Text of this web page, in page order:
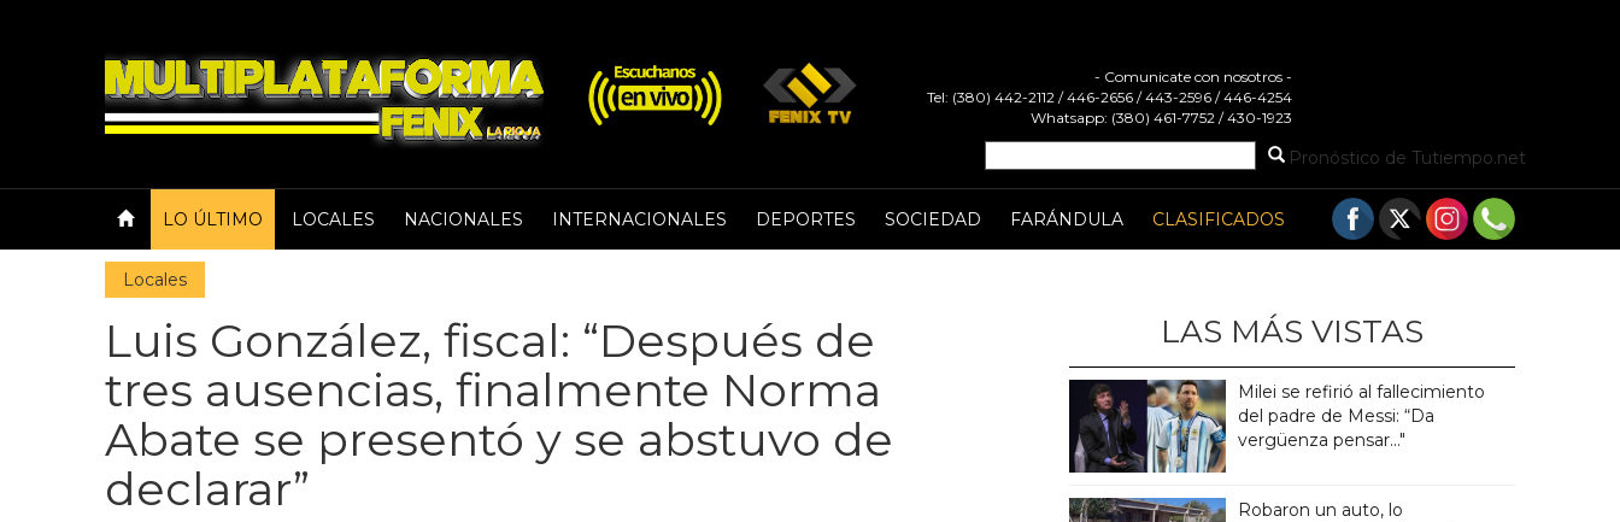
- Comunicate con nosotros -
Tel: (380) 442-2112 / 446-2656 / 443-2596 / 446-4254
Whatsapp: (380) 461-7752 / 430-1923
Pronóstico de Tutiempo.net
LO ÚLTIMO LOCALES NACIONALES INTERNACIONALES DEPORTES SOCIEDAD FARÁNDULA CLASIFICADOS
Locales
Luis González, fiscal: “Después de
tres ausencias, finalmente Norma
Abate se presentó y se abstuvo de
declarar”
LAS MÁS VISTAS
Milei se refirió al fallecimiento
del padre de Messi: “Da
vergüenza pensar..."
Robaron un auto, lo